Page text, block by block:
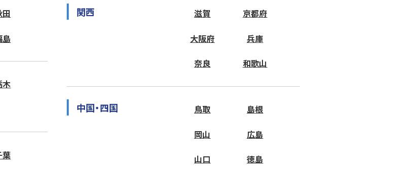
田
島
木
葉
関西 滋賀 京都府
大阪府 兵庫
奈良 和歌山
中国・四国 鳥取 島根
岡山 広島
山口 徳島